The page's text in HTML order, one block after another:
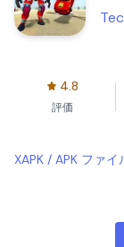
4.8
評価
XAPK / APK ファ